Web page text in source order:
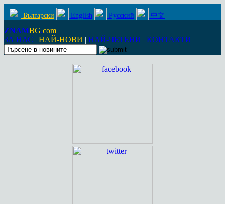
Български English Русский 中文
ZNAMBG.com
ЗА НАС | НАЙ-НОВИ | НАЙ-ЧЕТЕНИ | КОНТАКТИ